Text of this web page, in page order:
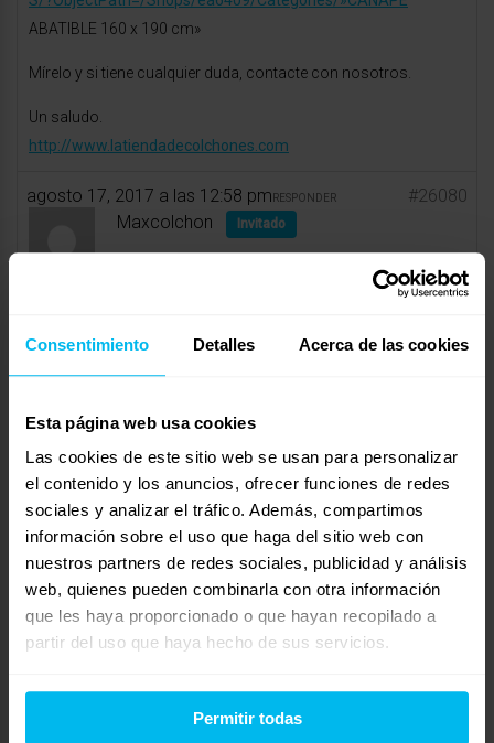
Consentimiento Detalles Acerca de las cookies
Esta página web usa cookies
Las cookies de este sitio web se usan para personalizar
el contenido y los anuncios, ofrecer funciones de redes
sociales y analizar el tráfico. Además, compartimos
información sobre el uso que haga del sitio web con
nuestros partners de redes sociales, publicidad y análisis
web, quienes pueden combinarla con otra información
que les haya proporcionado o que hayan recopilado a
partir del uso que haya hecho de sus servicios.
Permitir todas
ABATIBLE 160 x 190 cm»
Mírelo y si tiene cualquier duda, contacte con nosotros.
Un saludo.
http://www.latiendadecolchones.com
agosto 17, 2017 a las 12:58 pm #26080
RESPONDER
Maxcolchon Invitado
Buenas tardes Ana,
calidad en los materiales y acabados de nuestros canapés
el tensado en las estructuras curvas es inmejorable.
La estructura interior del cajón esta compuesta de un tubo de
hierro acerado, resistente y prácticamente indeformable al que
no le afecta ni la humedad ni la temperatura.
Nuestros canapés disponen de goma perimetral al suelo: esta
opción evita que entre el polvo y la suciedad y que se muevan,